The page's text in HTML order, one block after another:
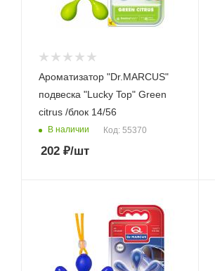
Ароматизатор "Dr.MARCUS"
подвеска "Lucky Top" Green
citrus /блок 14/56
В наличии Код: 55370
202 ₽/шт